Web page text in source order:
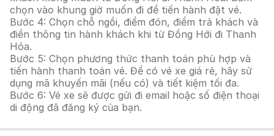
chọn vào khung giờ muốn đi để tiến hành đặt vé.
Bước 4: Chọn chỗ ngồi, điểm đón, điểm trả khách và
điền thông tin hành khách khi từ Đồng Hới đi Thanh
Hóa.
Bước 5: Chọn phương thức thanh toán phù hợp và
tiến hành thanh toán vé. Để có vé xe giá rẻ, hãy sử
dụng mã khuyến mãi (nếu có) và tiết kiệm tối đa.
Bước 6: Vé xe sẽ được gửi đi email hoặc số điện thoại
di động đã đăng ký của bạn.